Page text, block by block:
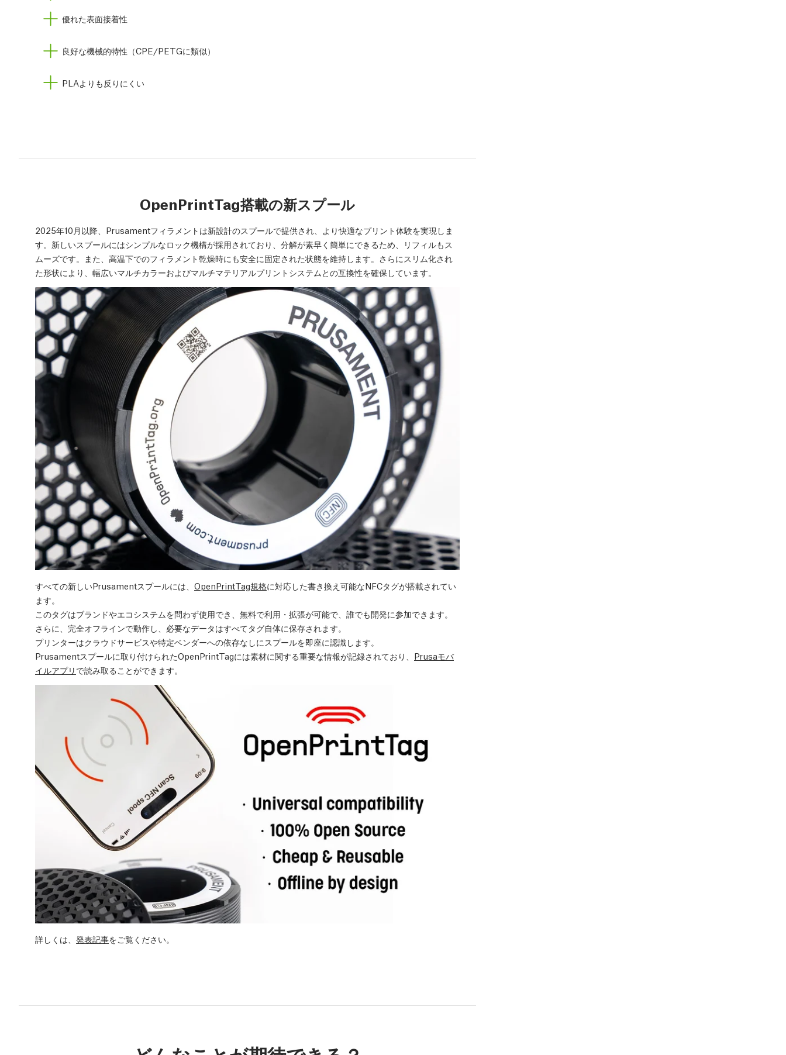
優れた表面接着性
良好な機械的特性（CPE/PETGに類似）
PLAよりも反りにくい
OpenPrintTag搭載の新スプール
2025年10月以降、Prusamentフィラメントは新設計のスプールで提供され、より快適なプリント体験を実現しま
す。新しいスプールにはシンプルなロック機構が採用されており、分解が素早く簡単にできるため、リフィルもス
ムーズです。また、高温下でのフィラメント乾燥時にも安全に固定された状態を維持します。さらにスリム化され
た形状により、幅広いマルチカラーおよびマルチマテリアルプリントシステムとの互換性を確保しています。
すべての新しいPrusamentスプールには、 OpenPrintTag規格に対応した書き換え可能なNFCタグが搭載されてい
ます。
このタグはブランドやエコシステムを問わず使用でき、無料で利用・拡張が可能で、誰でも開発に参加できます。
さらに、完全オフラインで動作し、必要なデータはすべてタグ自体に保存されます。
プリンターはクラウドサービスや特定ベンダーへの依存なしにスプールを即座に認識します。
Prusamentスプールに取り付けられたOpenPrintTagには素材に関する重要な情報が記録されており、 Prusaモバ
イルアプリ で読み取ることができます。
詳しくは、 発表記事をご覧ください。